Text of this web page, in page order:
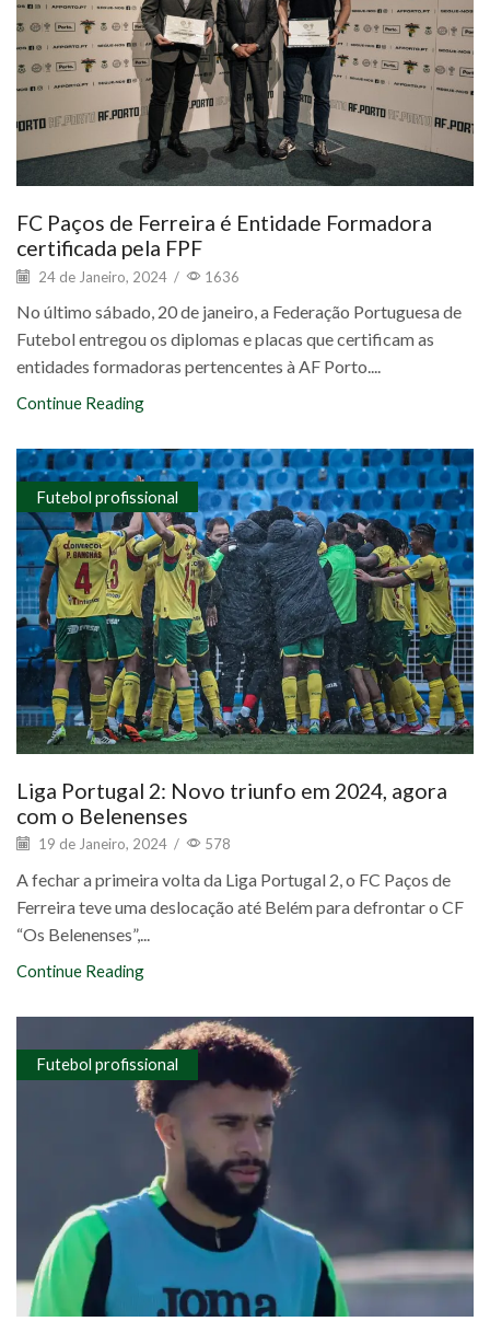
FC Paços de Ferreira é Entidade Formadora
certificada pela FPF
24 de Janeiro, 2024 / 1636
No último sábado, 20 de janeiro, a Federação Portuguesa de
Futebol entregou os diplomas e placas que certificam as
entidades formadoras pertencentes à AF Porto....
Continue Reading
Futebol profissional
Liga Portugal 2: Novo triunfo em 2024, agora
com o Belenenses
19 de Janeiro, 2024 / 578
A fechar a primeira volta da Liga Portugal 2, o FC Paços de
Ferreira teve uma deslocação até Belém para defrontar o CF
“Os Belenenses”,...
Continue Reading
Futebol profissional